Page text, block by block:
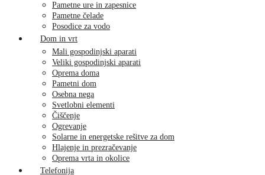
Pametne ure in zapesnice
Pametne čelade
Posodice za vodo
Dom in vrt
Mali gospodinjski aparati
Veliki gospodinjski aparati
Oprema doma
Pametni dom
Osebna nega
Svetlobni elementi
Čiščenje
Ogrevanje
Solarne in energetske rešitve za dom
Hlajenje in prezračevanje
Oprema vrta in okolice
Telefonija